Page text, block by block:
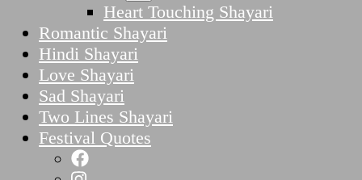
Heart Touching Shayari
Romantic Shayari
Hindi Shayari
Love Shayari
Sad Shayari
Two Lines Shayari
Festival Quotes